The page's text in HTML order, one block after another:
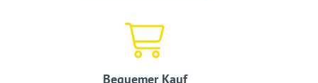
Bequemer Kauf